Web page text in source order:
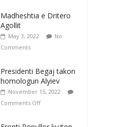
Madheshtia e Dritero
Agollit
May 3, 2022
No
Comments
Presidenti Begaj takon
homologun Alyiev
November 15, 2022
Comments Off